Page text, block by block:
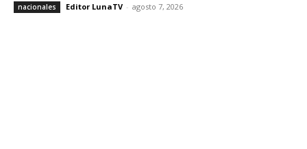
nacionales Editor LunaTV - agosto 7, 2026